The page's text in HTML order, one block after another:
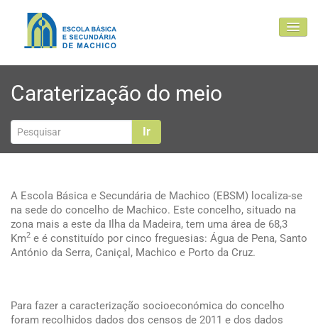
EBSM
Comunidade Educativa
Clubes e projetos
Atualidade
Caraterização do meio
Ir
A Escola Básica e Secundária de Machico (EBSM) localiza-se
na sede do concelho de Machico. Este concelho, situado na
zona mais a este da Ilha da Madeira, tem uma área de 68,3
Km2 e é constituído por cinco freguesias: Água de Pena, Santo
António da Serra, Caniçal, Machico e Porto da Cruz.
Para fazer a caracterização socioeconómica do concelho
foram recolhidos dados dos censos de 2011 e dos dados